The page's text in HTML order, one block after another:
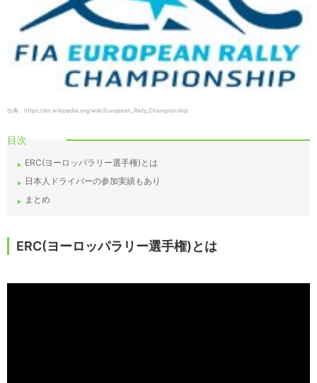
出典：https://en.wikipedia.org/wiki/European_Rally_Championship
目次
ERC(ヨーロッパラリー選手権)とは
日本人ドライバーの参加実績もあり
まとめ
ERC(ヨーロッパラリー選手権)とは